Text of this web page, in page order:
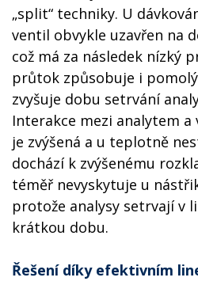
„split“ techniky. U
ventil obvykle uzavřen na
což má za následek nízký
průtok způsobuje i
zvyšuje dobu setrvání
Interakce mezi analytem
je zvýšená a u teplotně
dochází k zvýšenému
téměř nevyskytuje u
protože analysy setrvají v
krátkou dobu.
Řešení díky efektivním